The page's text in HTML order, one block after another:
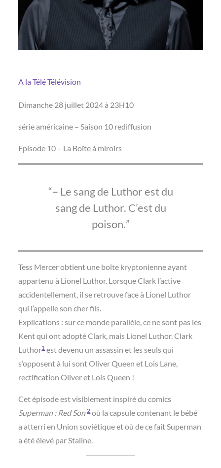
A la TéléTélévision
Dimanche 28 juillet 2024 à 23H10
série américaine – Saison 10 rediffusion
Episode 10 – La Boîte à miroirs
– Le sang de Luthor est du
sang de Luthor. C’est du
poison.
Tess Mercer obtient une boîte kryptonienne ayant
appartenu à Lionel Luthor. Lorsque Clark l’active
accidentellement, il se retrouve face à Lionel Luthor
qui l’appelle son cher fils.
Explications : sur ce monde parallèle, ce ne sont pas les
Kent qui ont adopté Clark, mais Lionel Luthor. Clark
Luthor1est devenu un assassin et les seuls qui
s’opposent à lui sont Oliver Queen et Lois Lane,
rectification Oliver et Lois Queen !
Cet épisode est visiblement inspiré du comics
Superman : Red Son 2où la capsule contenant le bébé
a atterri en Union soviétique et où de ce fait Superman
a été élevé par Staline.